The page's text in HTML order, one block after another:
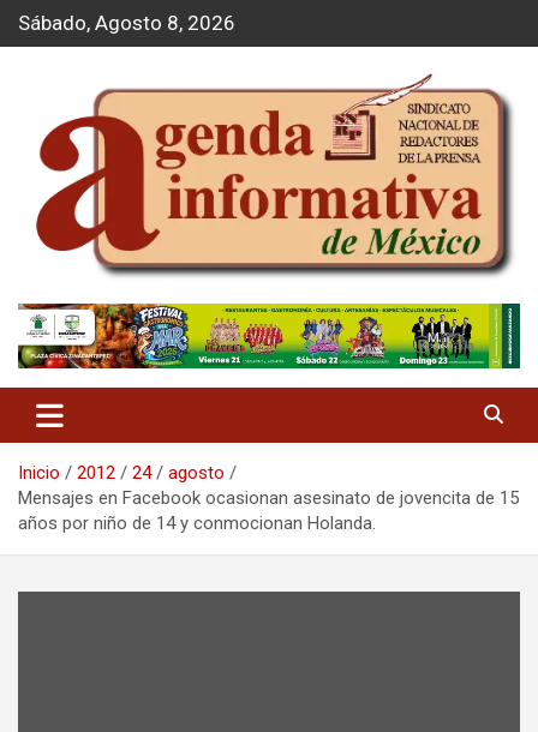
d
Sábado, Agosto 8, 2026
Agenda Informativa
Inicio 2012 24
agosto
Mensajes en Facebook ocasionan asesinato de jovencita de 15
años por niño de 14 y conmocionan Holanda.